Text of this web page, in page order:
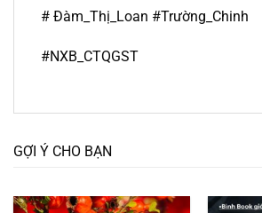
# Đàm_Thị_Loan #Trường_Chinh
#NXB_CTQGST
GỢI Ý CHO BẠN